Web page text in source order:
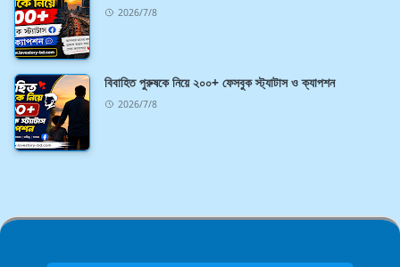
2026/7/8
বিবাহিত পুরুষকে নিয়ে ২০০+ ফেসবুক স্ট্যাটাস ও ক্যাপশন
2026/7/8